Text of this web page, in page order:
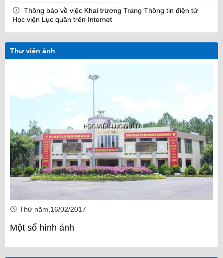
Thông báo về việc Khai trương Trang Thông tin điện tử
Học viện Lục quân trên Internet
Thư viện ảnh
Thứ năm,16/02/2017
Một số hình ảnh